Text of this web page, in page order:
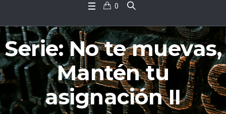
0
Serie: No te muevas,
Mantén tu
asignación II